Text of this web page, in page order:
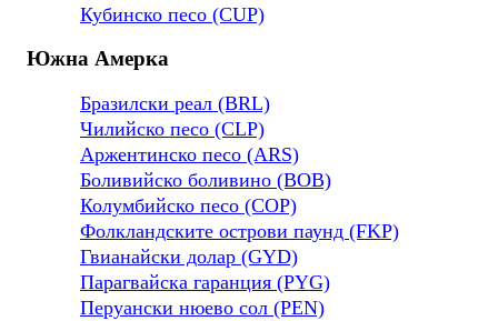
Кубинско песо (CUP)
Южна Амерка
Бразилски реал (BRL)
Чилийско песо (CLP)
Аржентинско песо (ARS)
Боливийско боливино (BOB)
Колумбийско песо (COP)
Фолкландските острови паунд (FKP)
Гвианайски долар (GYD)
Парагвайска гаранция (PYG)
Перуански нюево сол (PEN)